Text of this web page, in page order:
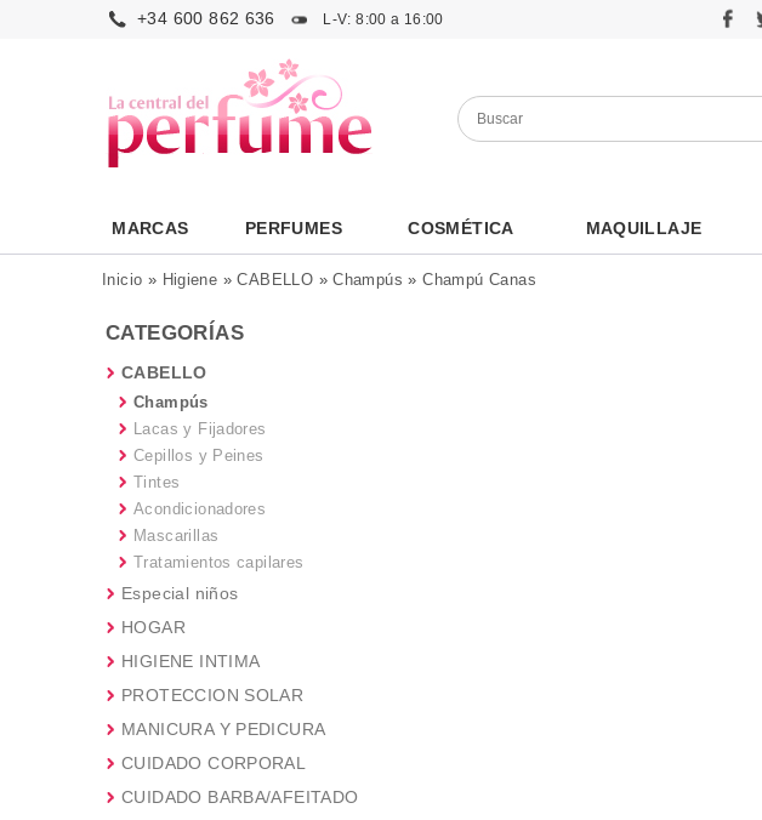
+34 600 862 636 L-V: 8:00 a 16:00
MARCAS PERFUMES COSMÉTICA MAQUILLAJE
Inicio » Higiene »CABELLO »Champús »Champú Canas
CATEGORÍAS
CABELLO
Champús
Lacas y Fijadores
Cepillos y Peines
Tintes
Acondicionadores
Mascarillas
Tratamientos capilares
Especial niños
HOGAR
HIGIENE INTIMA
PROTECCION SOLAR
MANICURA Y PEDICURA
CUIDADO CORPORAL
CUIDADO BARBA/AFEITADO